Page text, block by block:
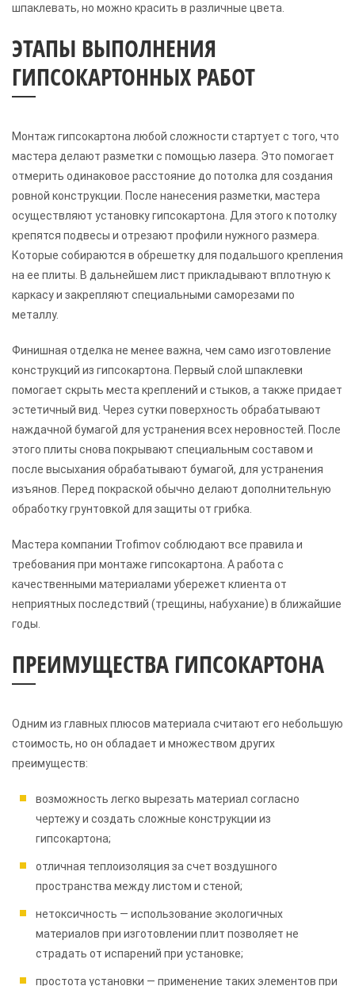
шпаклевать, но можно красить в различные цвета.
ЭТАПЫ ВЫПОЛНЕНИЯ
ГИПСОКАРТОННЫХ РАБОТ
Монтаж гипсокартона любой сложности стартует с того, что
мастера делают разметки с помощью лазера. Это помогает
отмерить одинаковое расстояние до потолка для создания
ровной конструкции. После нанесения разметки, мастера
осуществляют установку гипсокартона. Для этого к потолку
крепятся подвесы и отрезают профили нужного размера.
Которые собираются в обрешетку для подальшого крепления
на ее плиты. В дальнейшем лист прикладывают вплотную к
каркасу и закрепляют специальными саморезами по
металлу.
Финишная отделка не менее важна, чем само изготовление
конструкций из гипсокартона. Первый слой шпаклевки
помогает скрыть места креплений и стыков, а также придает
эстетичный вид. Через сутки поверхность обрабатывают
наждачной бумагой для устранения всех неровностей. После
этого плиты снова покрывают специальным составом и
после высыхания обрабатывают бумагой, для устранения
изъянов. Перед покраской обычно делают дополнительную
обработку грунтовкой для защиты от грибка.
Мастера компании Trofimov соблюдают все правила и
требования при монтаже гипсокартона. А работа с
качественными материалами убережет клиента от
неприятных последствий (трещины, набухание) в ближайшие
годы.
ПРЕИМУЩЕСТВА ГИПСОКАРТОНА
Одним из главных плюсов материала считают его небольшую
стоимость, но он обладает и множеством других
преимуществ:
возможность легко вырезать материал согласно
чертежу и создать сложные конструкции из
гипсокартона;
отличная теплоизоляция за счет воздушного
пространства между листом и стеной;
нетоксичность — использование экологичных
материалов при изготовлении плит позволяет не
страдать от испарений при установке;
простота установки — применение таких элементов при